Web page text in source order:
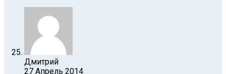
Дмитрий
27 Апрель 2014